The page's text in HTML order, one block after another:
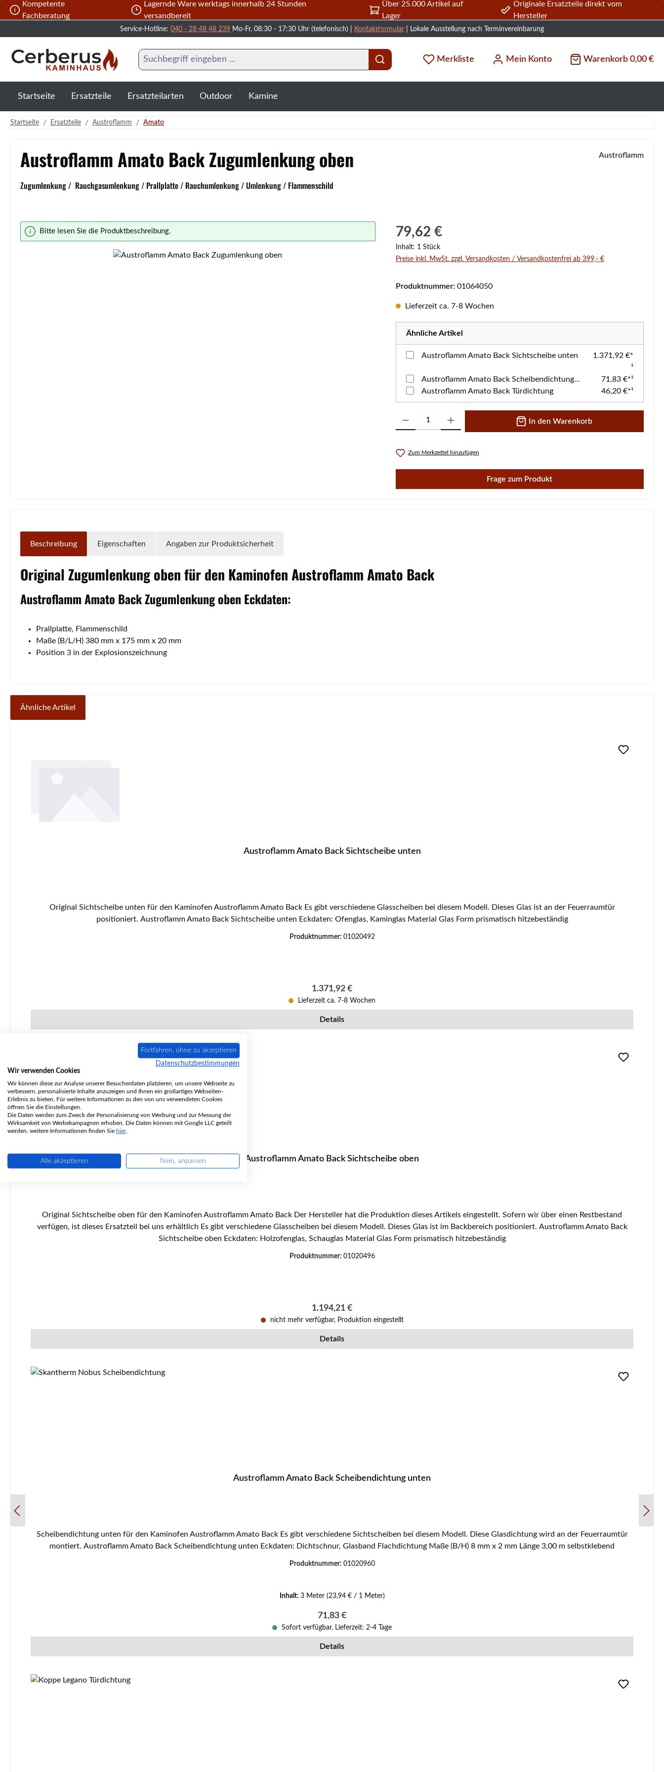
Hauptinhalt springen
Zur Suche springen
Zur Hauptnavigation springen
Kompetente
Fachberatung
Lagernde Ware werktags innerhalb 24 Stunden
versandbereit
Über 25.000 Artikel auf
Lager
Originale Ersatzteile direkt vom
Hersteller
Service-Hotline: 040 - 28 48 48 239 Mo-Fr, 08:30 - 17:30 Uhr (telefonisch) | Kontaktformular | Lokale Ausstellung nach Terminvereinbarung
Merkliste Mein Konto Warenkorb 0,00 €
Startseite Ersatzteile Ersatzteilarten Outdoor Kamine
Startseite / Ersatzteile / Austroflamm / Amato
Austroflamm Amato Back Zugumlenkung oben
Zugumlenkung / Rauchgasumlenkung / Prallplatte / Rauchumlenkung / Umlenkung / Flammenschild
Austroflamm
Bildergalerie überspringen
Bitte lesen Sie die Produktbeschreibung.
Regulärer Preis:
79,62 €
Inhalt: 1 Stück
Preise inkl. MwSt. zzgl. Versandkosten / Versandkostenfrei ab 399,- €
Produktnummer: 01064050
Lieferzeit ca. 7-8 Wochen
Ähnliche Artikel
Austroflamm Amato Back Sichtscheibe unten
1.371,92 €*
¹
Austroflamm Amato Back Scheibendichtung unten
71,83 €*¹
Austroflamm Amato Back Türdichtung
46,20 €*¹
Produkt Anzahl: Gib den gewünschten Wert ein oder benutze die Schaltflächen um die
In den Warenkorb
Zum Merkzettel hinzufügen
Frage zum Produkt
Beschreibung Eigenschaften Angaben zur Produktsicherheit
OriginalZugumlenkungobenfür den KaminofenAustroflammAmato Back
AustroflammAmato BackZugumlenkungoben Eckdaten:
Prallplatte, Flammenschild
Maße (B/L/H) 380 mm x 175 mm x 20 mm
Position 3 in der Explosionszeichnung
Ähnliche Artikel
Austroflamm Amato Back Sichtscheibe unten
Original Sichtscheibe unten für den Kaminofen Austroflamm Amato Back Es gibt verschiedene Glasscheiben bei diesem Modell. Dieses Glas ist an der Feuerraumtür
positioniert. Austroflamm Amato Back Sichtscheibe unten Eckdaten: Ofenglas, Kaminglas Material Glas Form prismatisch hitzebeständig
Produktnummer: 01020492
Regulärer Preis:
1.371,92 €
Lieferzeit ca. 7-8 Wochen
Details
Austroflamm Amato Back Sichtscheibe oben
Original Sichtscheibe oben für den Kaminofen Austroflamm Amato Back Der Hersteller hat die Produktion dieses Artikels eingestellt. Sofern wir über einen Restbestand
verfügen, ist dieses Ersatzteil bei uns erhältlich Es gibt verschiedene Glasscheiben bei diesem Modell. Dieses Glas ist im Backbereich positioniert. Austroflamm Amato Back
Sichtscheibe oben Eckdaten: Holzofenglas, Schauglas Material Glas Form prismatisch hitzebeständig
Produktnummer: 01020496
Regulärer Preis:
1.194,21 €
nicht mehr verfügbar, Produktion eingestellt
Details
Austroflamm Amato Back Scheibendichtung unten
Scheibendichtung unten für den Kaminofen Austroflamm Amato Back Es gibt verschiedene Sichtscheiben bei diesem Modell. Diese Glasdichtung wird an der Feuerraumtür
montiert. Austroflamm Amato Back Scheibendichtung unten Eckdaten: Dichtschnur, Glasband Flachdichtung Maße (B/H) 8 mm x 2 mm Länge 3,00 m selbstklebend
Produktnummer: 01020960
Inhalt: 3 Meter (23,94 € / 1 Meter)
Regulärer Preis:
71,83 €
Sofort verfügbar, Lieferzeit: 2-4 Tage
Details
Fortfahren, ohne zu akzeptieren
Datenschutzbestimmungen
Wir verwenden Cookies
Wir können diese zur Analyse unserer Besucherdaten platzieren, um unsere Webseite zu
verbessern, personalisierte Inhalte anzuzeigen und Ihnen ein großartiges Webseiten-
Erlebnis zu bieten. Für weitere Informationen zu den von uns verwendeten Cookies
öffnen Sie die Einstellungen.
Die Daten werden zum Zweck der Personalisierung von Werbung und zur Messung der
Wirksamkeit von Werbekampagnen erhoben. Die Daten können mit Google LLC geteilt
werden, weitere Informationen finden Sie hier.
Alle akzeptieren Nein, anpassen